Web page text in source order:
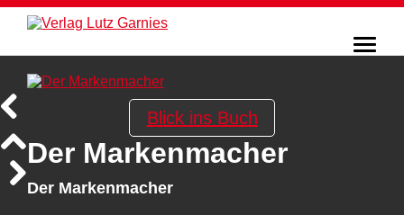
Blick ins Buch
Der Markenmacher
Der Markenmacher